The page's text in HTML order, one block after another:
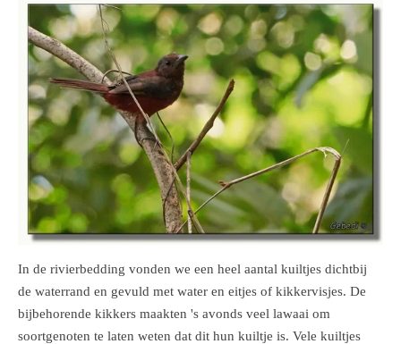
In de rivierbedding vonden we een heel aantal kuiltjes dichtbij
de waterrand en gevuld met water en eitjes of kikkervisjes. De
bijbehorende kikkers maakten 's avonds veel lawaai om
soortgenoten te laten weten dat dit hun kuiltje is. Vele kuiltjes